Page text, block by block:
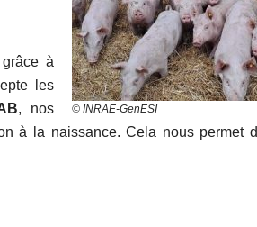
© INRAE-GenESI
à
les
, nos
à la naissance. Cela nous permet